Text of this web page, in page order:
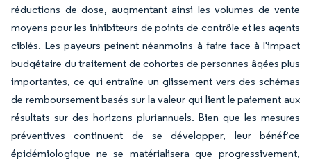
réductions de dose, augmentant ainsi les volumes de vente
moyens pour les inhibiteurs de points de contrôle et les agents
ciblés. Les payeurs peinent néanmoins à faire face à l'impact
budgétaire du traitement de cohortes de personnes âgées plus
importantes, ce qui entraîne un glissement vers des schémas
de remboursement basés sur la valeur qui lient le paiement aux
résultats sur des horizons pluriannuels. Bien que les mesures
préventives continuent de se développer, leur bénéfice
épidémiologique ne se matérialisera que progressivement,